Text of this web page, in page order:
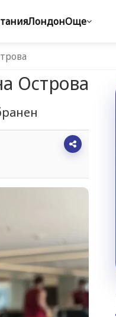
ЛондонОще
Острова